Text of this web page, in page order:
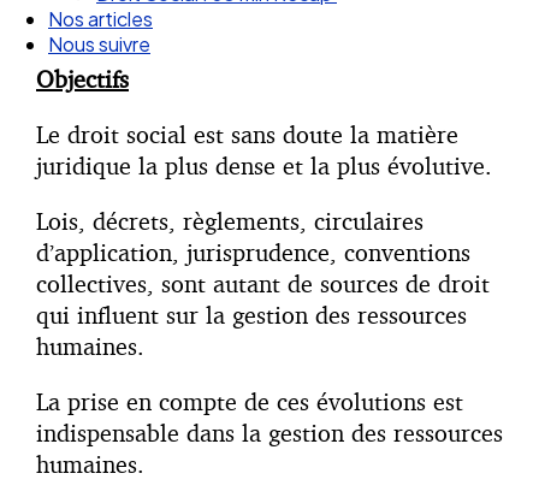
Nos articles
Nous suivre
Objectifs
Le droit social est sans doute la matière
juridique la plus dense et la plus évolutive.
Lois, décrets, règlements, circulaires
d’application, jurisprudence, conventions
collectives, sont autant de sources de droit
qui influent sur la gestion des ressources
humaines.
La prise en compte de ces évolutions est
indispensable dans la gestion des ressources
humaines.